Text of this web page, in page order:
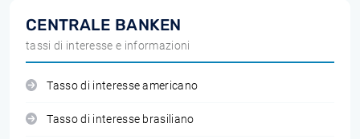
CENTRALE BANKEN
tassi di interesse e informazioni
Tasso di interesse americano
Tasso di interesse brasiliano